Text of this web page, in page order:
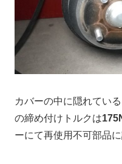
カバーの中に隠れてい
の締め付けトルクは
ーにて再使用不可部品